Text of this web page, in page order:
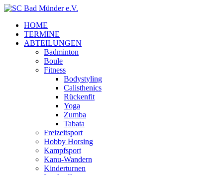
HOME
TERMINE
ABTEILUNGEN
Badminton
Boule
Fitness
Bodystyling
Calisthenics
Rückenfit
Yoga
Zumba
Tabata
Freizeitsport
Hobby Horsing
Kampfsport
Kanu-Wandern
Kinderturnen